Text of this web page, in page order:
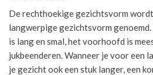
De rechthoekige gezichtsvorm
langwerpige gezichtsvorm
is lang en smal, het voorhoofd is
jukbeenderen. Wanneer je voor een
je gezicht ook een stuk langer, een